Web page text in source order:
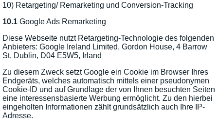
10) Retargeting/ Remarketing und Conversion-Tracking
10.1 Google Ads Remarketing
Diese Webseite nutzt Retargeting-Technologie des folgenden
Anbieters: Google Ireland Limited, Gordon House, 4 Barrow
St, Dublin, D04 E5W5, Irland
Zu diesem Zweck setzt Google ein Cookie im Browser Ihres
Endgeräts, welches automatisch mittels einer pseudonymen
Cookie-ID und auf Grundlage der von Ihnen besuchten Seiten
eine interessensbasierte Werbung ermöglicht. Zu den hierbei
eingeholten Informationen zählt grundsätzlich auch Ihre IP-
Adresse.